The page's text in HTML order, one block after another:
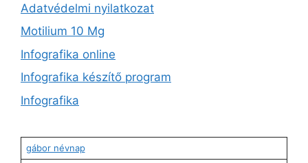
Adatvédelmi nyilatkozat
Motilium 10 Mg
Infografika online
Infografika készítő program
Infografika
gábor névnap